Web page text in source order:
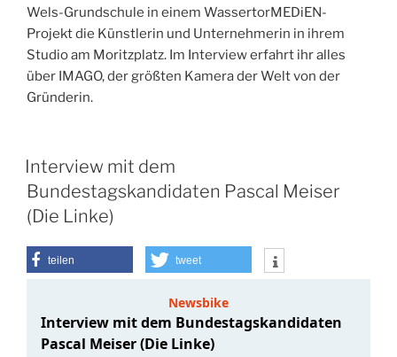
Wels-Grundschule in einem WassertorMEDiEN-
Projekt die Künstlerin und Unternehmerin in ihrem
Studio am Moritzplatz. Im Interview erfahrt ihr alles
über IMAGO, der größten Kamera der Welt von der
Gründerin.
Interview mit dem
Bundestagskandidaten Pascal Meiser
(Die Linke)
teilen tweet